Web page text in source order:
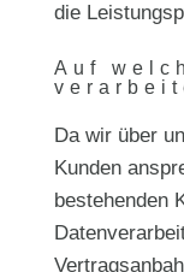
die
Auf
Da wir über
Kunden
bestehenden